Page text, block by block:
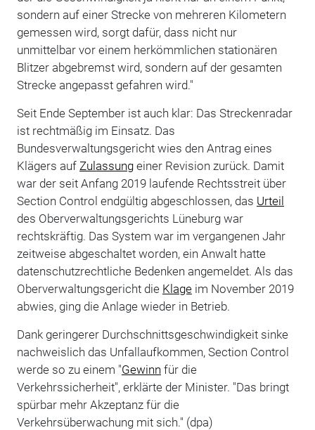
sondern auf einer Strecke von mehreren Kilometern
gemessen wird, sorgt dafür, dass nicht nur
unmittelbar vor einem herkömmlichen stationären
Blitzer abgebremst wird, sondern auf der gesamten
Strecke angepasst gefahren wird."
Seit Ende September ist auch klar: Das Streckenradar
ist rechtmäßig im Einsatz. Das
Bundesverwaltungsgericht wies den Antrag eines
Klägers auf Zulassungeiner Revision zurück. Damit
war der seit Anfang 2019 laufende Rechtsstreit über
Section Control endgültig abgeschlossen, das Urteil
des Oberverwaltungsgerichts Lüneburg war
rechtskräftig. Das System war im vergangenen Jahr
zeitweise abgeschaltet worden, ein Anwalt hatte
datenschutzrechtliche Bedenken angemeldet. Als das
Oberverwaltungsgericht die Klageim November 2019
abwies, ging die Anlage wieder in Betrieb.
Dank geringerer Durchschnittsgeschwindigkeit sinke
nachweislich das Unfallaufkommen, Section Control
werde so zu einem "Gewinn für die
Verkehrssicherheit", erklärte der Minister. "Das bringt
spürbar mehr Akzeptanz für die
Verkehrsüberwachung mit sich." (dpa)